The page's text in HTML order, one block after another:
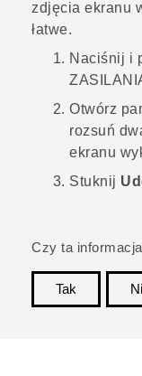
zdjęcia ekranu
łatwe.
Naciśnij i
Otwórz
rozsuń
ekranu
Stuknij
Czy ta
Tak